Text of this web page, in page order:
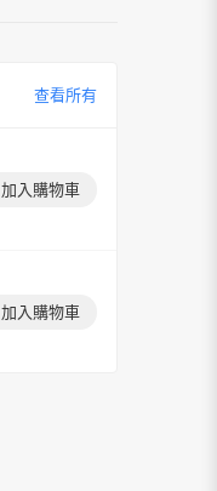
查看所有
加入購物車
加入購物車